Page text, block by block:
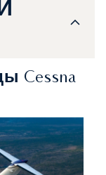
Cessna